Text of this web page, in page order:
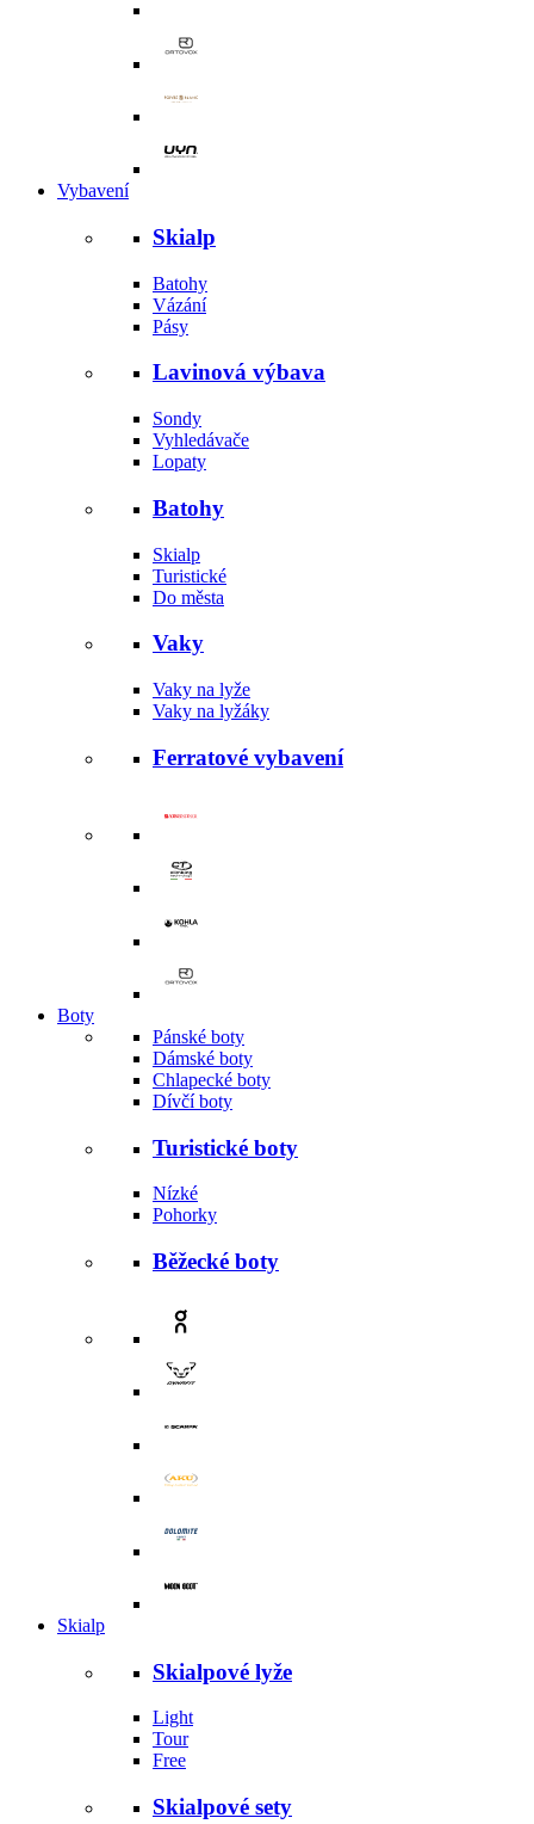
Vybavení
Skialp
Batohy
Vázání
Pásy
Lavinová výbava
Sondy
Vyhledávače
Lopaty
Batohy
Skialp
Turistické
Do města
Vaky
Vaky na lyže
Vaky na lyžáky
Ferratové vybavení
Boty
Pánské boty
Dámské boty
Chlapecké boty
Dívčí boty
Turistické boty
Nízké
Pohorky
Běžecké boty
Skialp
Skialpové lyže
Light
Tour
Free
Skialpové sety